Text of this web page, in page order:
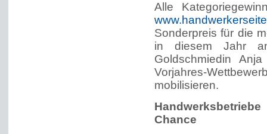
Alle
Sonderpreis für die
in diesem Jahr
Goldschmiedin
Vorjahres-
mobilisieren.
Chance